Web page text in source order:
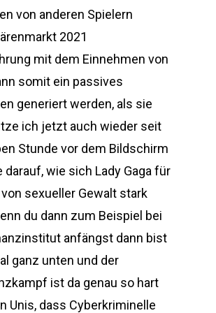
von anderen Spielern
2021
mit dem Einnehmen von
somit ein passives
generiert werden, als sie
ich jetzt auch wieder seit
Stunde vor dem Bildschirm
darauf, wie sich Lady Gaga für
sexueller Gewalt stark
du dann zum Beispiel bei
anfängst dann bist
ganz unten und der
ist da genau so hart
Unis, dass Cyberkriminelle